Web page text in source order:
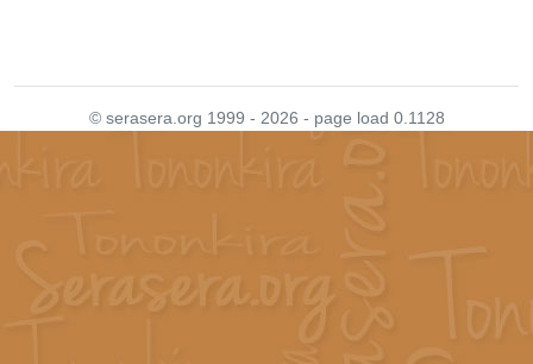
© serasera.org 1999 - 2026 - page load 0.1128